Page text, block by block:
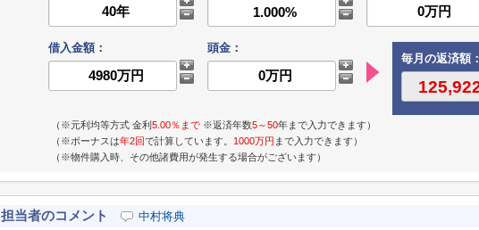
借入金額：
頭金：
毎月の返済額：
（※元利均等方式 金利5.00％まで ※返済年数5～50年まで入力できます）
（※ボーナスは年2回で計算しています。 1000万円 まで入力できます）
（※物件購入時、その他諸費用が発生する場合がございます）
担当者のコメント 中村将典